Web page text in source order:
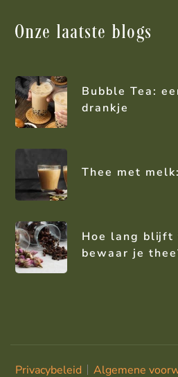
Onze laatste blogs
Bubble Tea:
drankje
Thee met
Hoe lang blijft
bewaar je
Privacybeleid Algemene